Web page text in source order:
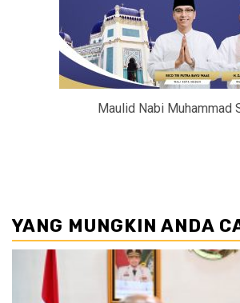
Maulid Nabi Muhammad
YANG MUNGKIN ANDA